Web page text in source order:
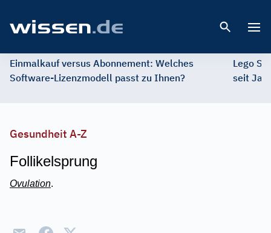
Einmalkauf versus Abonnement: Welches
Software-Lizenzmodell passt zu Ihnen?
Lego
seit
Gesundheit A-Z
Follikelsprung
Ovulation.